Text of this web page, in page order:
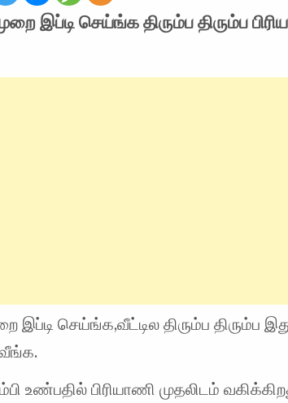
இப்டி செய்ங்க திரும்ப திரும்ப
இப்டி செய்ங்க,வீட்டில திரும்ப திரும்ப
உண்பதில் பிரியாணி முதலிடம்